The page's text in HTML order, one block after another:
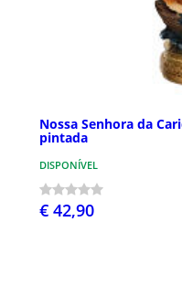
Nossa Senhora da
pintada
DISPONÍVEL
€ 42,90